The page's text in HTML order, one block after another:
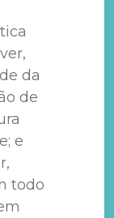
da
de
e
todo